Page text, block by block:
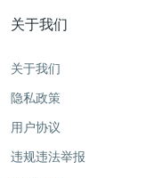
关于我们
关于我们
隐私政策
用户协议
违规违法举报